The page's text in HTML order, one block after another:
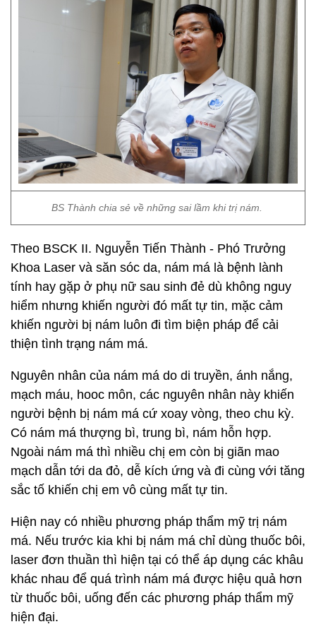
BS Thành chia sẻ về những sai lầm khi trị nám.
Theo BSCK II. Nguyễn Tiến Thành - Phó Trưởng
Khoa Laser và săn sóc da, nám má là bệnh lành
tính hay gặp ở phụ nữ sau sinh đẻ dù không nguy
hiểm nhưng khiến người đó mất tự tin, mặc cảm
khiến người bị nám luôn đi tìm biện pháp để cải
thiện tình trạng nám má.
Nguyên nhân của nám má do di truyền, ánh nắng,
mạch máu, hooc môn, các nguyên nhân này khiến
người bệnh bị nám má cứ xoay vòng, theo chu kỳ.
Có nám má thượng bì, trung bì, nám hỗn hợp.
Ngoài nám má thì nhiều chị em còn bị giãn mao
mạch dẫn tới da đỏ, dễ kích ứng và đi cùng với tăng
sắc tố khiến chị em vô cùng mất tự tin.
Hiện nay có nhiều phương pháp thẩm mỹ trị nám
má. Nếu trước kia khi bị nám má chỉ dùng thuốc bôi,
laser đơn thuần thì hiện tại có thể áp dụng các khâu
khác nhau để quá trình nám má được hiệu quả hơn
từ thuốc bôi, uống đến các phương pháp thẩm mỹ
hiện đại.